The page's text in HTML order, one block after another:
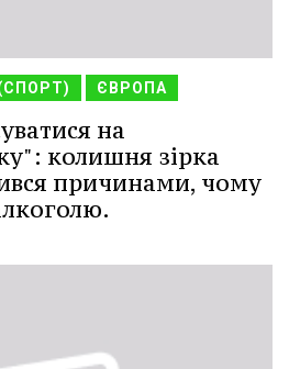
ЄВРОПА
на
колишня зірка
причинами, чому